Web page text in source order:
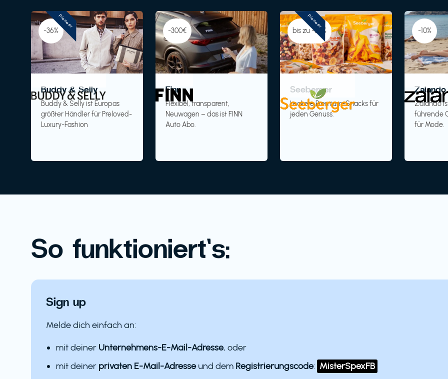
-36%
Buddy & Selly
Buddy & Selly ist Europas
größter Händler für Preloved-
Luxury-Fashion
Pioneer
-300€
Finn
Flexibel, transparent,
Neuwagen – das ist FINN
Auto Abo.
bis zu -30%
Seeberger
Leckere Premium-Snacks für
jeden Genuss.
Pioneer
-10%
Zalando
führende
für Mode.
So funktioniert’s:
Sign up
Melde dich einfach an:
mit deiner Unternehmens-E-Mail-Adresse, oder
mit deiner privaten E-Mail-Adresseund dem Registrierungscode: MisterSpexFB